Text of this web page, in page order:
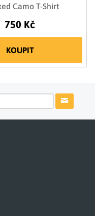
Camo T-Shirt
750 Kč
KOUPIT